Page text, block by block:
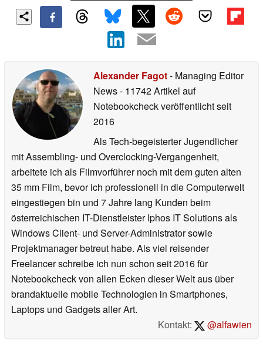
Alexander Fagot- Managing Editor
News- 11742 Artikel auf
Notebookcheck veröffentlichtseit
2016
Als Tech-begeisterter Jugendlicher
mit Assembling- und Overclocking-Vergangenheit,
arbeitete ich als Filmvorführer noch mit dem guten alten
35 mm Film, bevor ich professionell in die Computerwelt
eingestiegen bin und 7 Jahre lang Kunden beim
österreichischen IT-Dienstleister Iphos IT Solutions als
Windows Client- und Server-Administrator sowie
Projektmanager betreut habe. Als viel reisender
Freelancer schreibe ich nun schon seit 2016 für
Notebookcheck von allen Ecken dieser Welt aus über
brandaktuelle mobile Technologien in Smartphones,
Laptops und Gadgets aller Art.
Kontakt:
@alfawien